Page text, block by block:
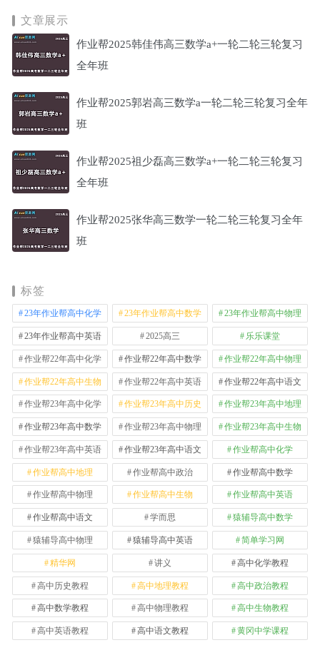
文章展示
作业帮2025韩佳伟高三数学a+一轮二轮三轮复习
全年班
作业帮2025郭岩高三数学a一轮二轮三轮复习全年
班
作业帮2025祖少磊高三数学a+一轮二轮三轮复习
全年班
作业帮2025张华高三数学一轮二轮三轮复习全年
班
标签
23年作业帮高中化学 23年作业帮高中数学 23年作业帮高中物理
23年作业帮高中英语 2025高三 乐乐课堂
作业帮22年高中化学 作业帮22年高中数学 作业帮22年高中物理
作业帮22年高中生物 作业帮22年高中英语 作业帮22年高中语文
作业帮23年高中化学 作业帮23年高中历史 作业帮23年高中地理
作业帮23年高中数学 作业帮23年高中物理 作业帮23年高中生物
作业帮23年高中英语 作业帮23年高中语文 作业帮高中化学
作业帮高中地理 作业帮高中政治 作业帮高中数学
作业帮高中物理 作业帮高中生物 作业帮高中英语
作业帮高中语文 学而思 猿辅导高中数学
猿辅导高中物理 猿辅导高中英语 简单学习网
精华网 讲义 高中化学教程
高中历史教程 高中地理教程 高中政治教程
高中数学教程 高中物理教程 高中生物教程
高中英语教程 高中语文教程 黄冈中学课程